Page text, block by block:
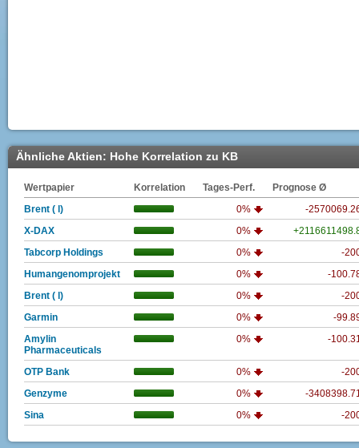
Ähnliche Aktien: Hohe Korrelation zu KB
Wertpapier Korrelation Tages-Perf.
Prognose Ø
Brent ( l)
0%
-
X-DAX
0%
Tabcorp Holdings
0%
-
Humangenomprojekt
0%
-
Brent ( l)
0%
-
Garmin
0%
-
Amylin
Pharmaceuticals
0% -
OTP Bank 0%
-
Genzyme
0%
-
Sina
0% -